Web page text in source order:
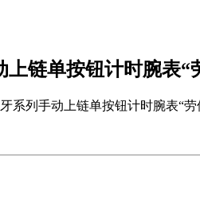
链单按钮计时腕表“
系列手动上链单按钮计时腕表“